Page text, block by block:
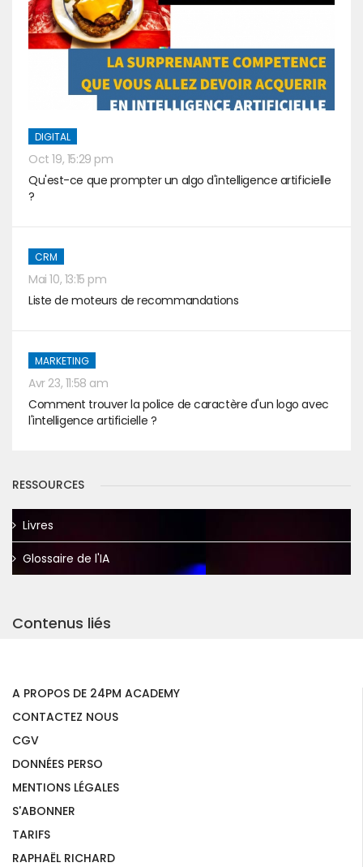
DIGITAL
Oct 19, 15:29 pm
Qu'est-ce que prompter un algo d'intelligence artificielle
?
CRM
Mai 10, 13:15 pm
Liste de moteurs de recommandations
MARKETING
Avr 23, 11:58 am
Comment trouver la police de caractère d'un logo avec
l'intelligence artificielle ?
RESSOURCES
Livres
Glossaire de l'IA
Contenus liés
A PROPOS DE 24PM ACADEMY
CONTACTEZ NOUS
CGV
DONNÉES PERSO
MENTIONS LÉGALES
S'ABONNER
TARIFS
RAPHAËL RICHARD